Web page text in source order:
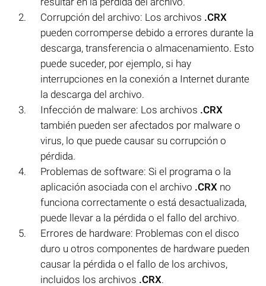
Corrupción del archivo: Los archivos .CRX
pueden corromperse debido a errores durante la
descarga, transferencia o almacenamiento. Esto
puede suceder, por ejemplo, si hay
interrupciones en la conexión a Internet durante
la descarga del archivo.
Infección de malware: Los archivos .CRX
también pueden ser afectados por malware o
virus, lo que puede causar su corrupción o
pérdida.
Problemas de software: Si el programa o la
aplicación asociada con el archivo .CRX no
funciona correctamente o está desactualizada,
puede llevar a la pérdida o el fallo del archivo.
Errores de hardware: Problemas con el disco
duro u otros componentes de hardware pueden
causar la pérdida o el fallo de los archivos,
incluidos los archivos .CRX.